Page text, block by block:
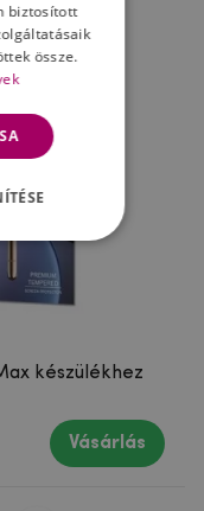
készülékhez
Vásárlás
biztosított
össze.